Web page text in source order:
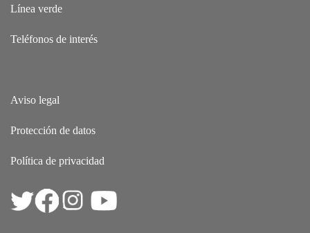
Línea verde
Teléfonos de interés
Aviso legal
Protección de datos
Política de privacidad